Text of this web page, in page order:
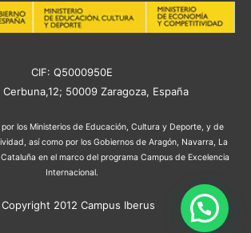
CIF: Q5000950E
50009 Zaragoza, España
los Ministerios de Educación, Cultura y Deporte, y de
así como por los Gobiernos de Aragón, Navarra, La
en el marco del programa Campus de Excelencia
Internacional.
2012 Campus Iberus